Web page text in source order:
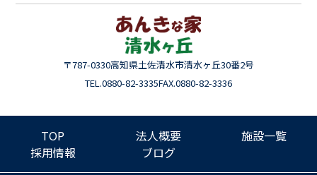
〒787-0330高知県土佐清水市清水ヶ丘30番2号
TEL.0880-82-3335FAX.0880-82-3336
TOP 法人概要
施設一覧
採用情報
ブログ